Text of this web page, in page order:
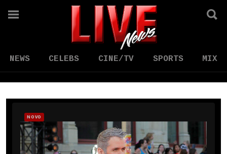
NEWS CELEBS CINE/TV SPORTS MIX
NOVO